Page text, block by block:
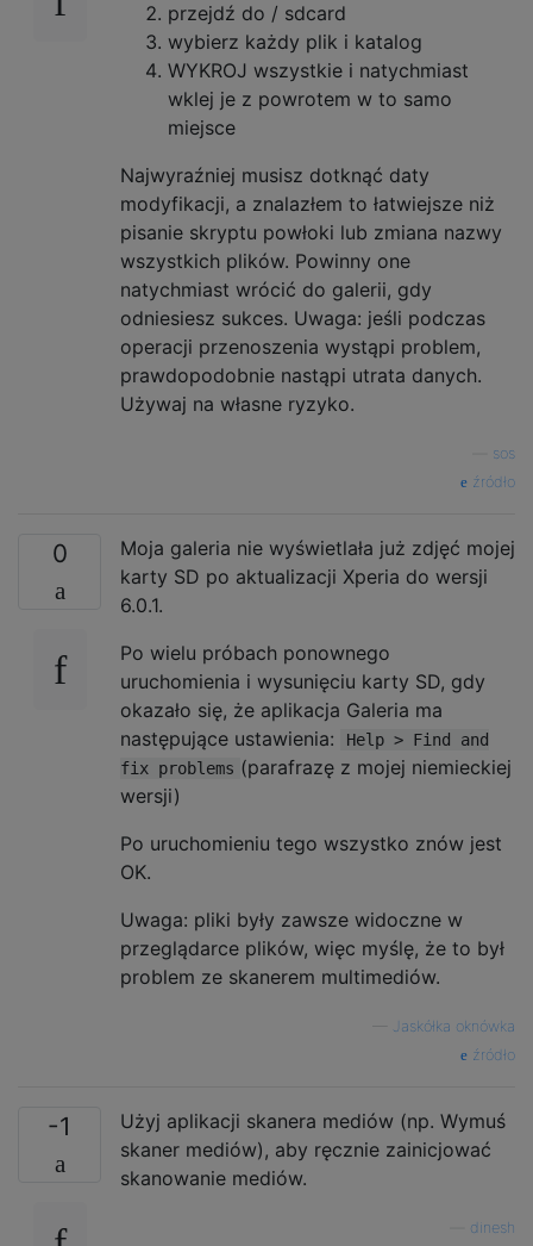
przejdź do / sdcard
wybierz każdy plik i katalog
WYKROJ wszystkie i natychmiast
wklej je z powrotem w to samo
miejsce
Najwyraźniej musisz dotknąć daty
modyfikacji, a znalazłem to łatwiejsze niż
pisanie skryptu powłoki lub zmiana nazwy
wszystkich plików. Powinny one
natychmiast wrócić do galerii, gdy
odniesiesz sukces. Uwaga: jeśli podczas
operacji przenoszenia wystąpi problem,
prawdopodobnie nastąpi utrata danych.
Używaj na własne ryzyko.
sos
źródło
0
Moja galeria nie wyświetlała już zdjęć mojej
karty SD po aktualizacji Xperia do wersji
6.0.1.
Po wielu próbach ponownego
uruchomienia i wysunięciu karty SD, gdy
okazało się, że aplikacja Galeria ma
następujące ustawienia:
Help > Find and
fix problems (parafrazę z mojej niemieckiej
wersji)
Po uruchomieniu tego wszystko znów jest
OK.
Uwaga: pliki były zawsze widoczne w
przeglądarce plików, więc myślę, że to był
problem ze skanerem multimediów.
Jaskółka oknówka
źródło
-1
Użyj aplikacji skanera mediów (np. Wymuś
skaner mediów), aby ręcznie zainicjować
skanowanie mediów.
dinesh